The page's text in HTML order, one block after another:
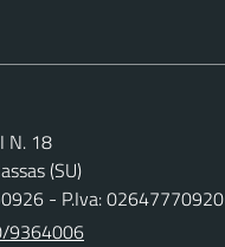
N. 18
(SU)
- P.Iva: 02647770920
9364006